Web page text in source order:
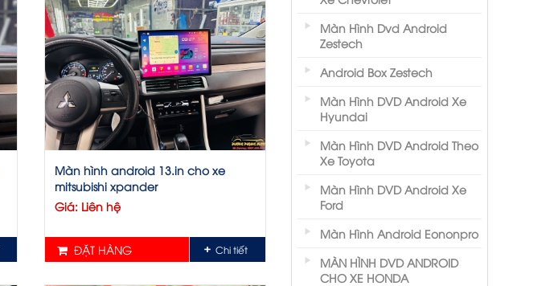
Màn hình android 13.in cho xe
mitsubishi xpander
Giá: Liên hệ
ĐẶT HÀNG Chi tiết
Màn Hình Dvd Android
Zestech
Android Box Zestech
Màn Hình DVD Android Xe
Hyundai
Màn Hình DVD Android Theo
Xe Toyota
Màn Hình DVD Android Xe
Ford
Màn Hình Android Eononpro
MÀN HÌNH DVD ANDROID
CHO XE HONDA